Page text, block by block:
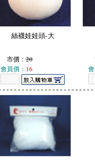
絲襪娃娃頭-大
市價：20
會員價： 16